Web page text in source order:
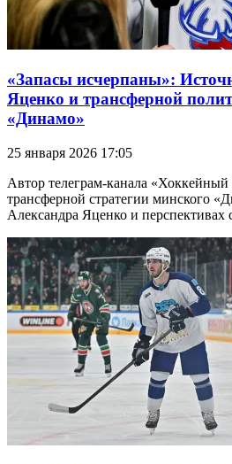
«Запасы исчерпаны»:
Яценко и трансферной
«Динамо»
25 января 2026 17:05
Автор телеграм-канала «Хоккейный
трансферной стратегии минского
Александра Яценко и перспективах